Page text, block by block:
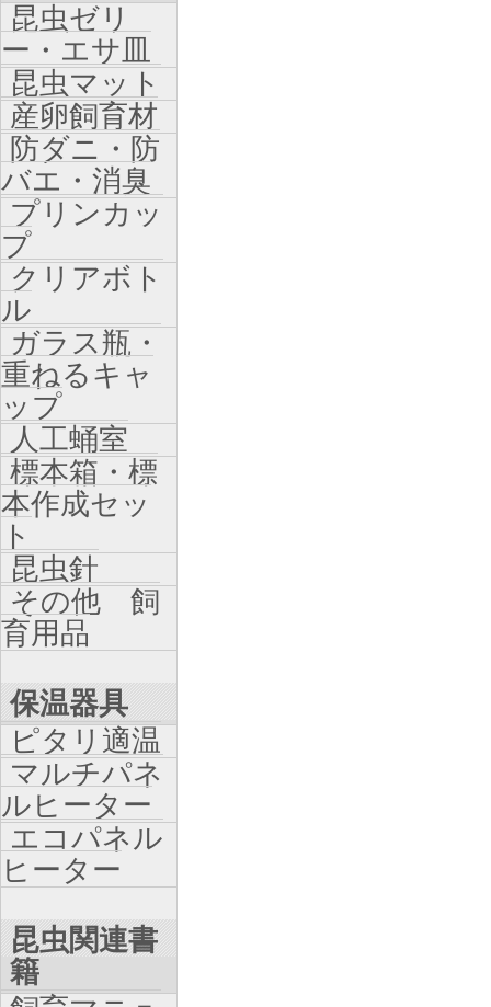
昆虫ゼリ
ー・エサ皿
昆虫マット
産卵飼育材
防ダニ・防
バエ・消臭
プリンカッ
プ
クリアボト
ル
ガラス瓶・
重ねるキャ
ップ
人工蛹室
標本箱・標
本作成セッ
ト
昆虫針
その他 飼
育用品
保温器具
ピタリ適温
マルチパネ
ルヒーター
エコパネル
ヒーター
昆虫関連書
籍